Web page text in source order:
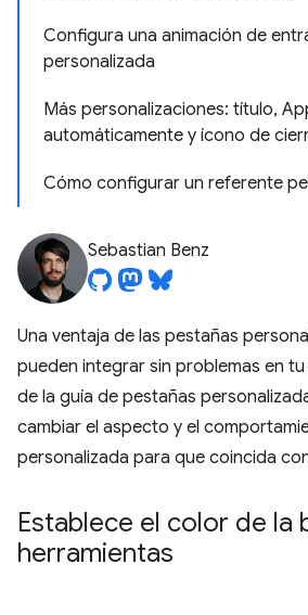
Configura una animación de
personalizada
Más personalizaciones: título,
automáticamente y ícono de
Cómo configurar un referente
Sebastian Benz
Una ventaja de las pestañas
pueden integrar sin problemas en
de la guía de pestañas
cambiar el aspecto y el
personalizada para que coincida
Establece el color de la
herramientas